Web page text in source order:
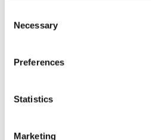
Selection
Necessary
Preferences
Statistics
Marketing